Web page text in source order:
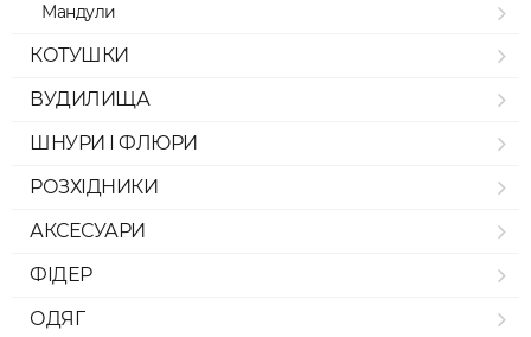
Мандули
КОТУШКИ
ВУДИЛИЩА
ШНУРИ І ФЛЮРИ
РОЗХІДНИКИ
АКСЕСУАРИ
ФІДЕР
ОДЯГ